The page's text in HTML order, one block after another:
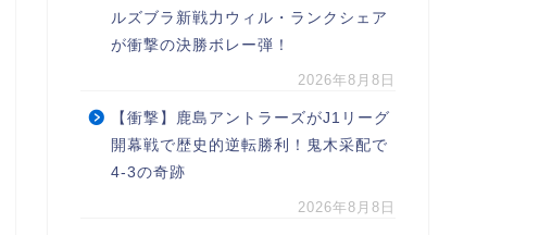
ルズブラ新戦力ウィル・ランクシェア
が衝撃の決勝ボレー弾！
2026年8月8日
【衝撃】鹿島アントラーズがJ1リーグ
開幕戦で歴史的逆転勝利！鬼木采配で
4-3の奇跡
2026年8月8日